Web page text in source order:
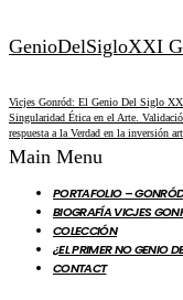
GenioDelSigloXXI
Vicjes Gonród: El Genio Del Siglo
Singularidad Ética en el Arte.
respuesta a la Verdad en la inversión
Main Menu
PORTAFOLIO –
BIOGRAFÍA VICJES
COLECCIÓN
¿EL PRIMER NO GENIO
CONTACT